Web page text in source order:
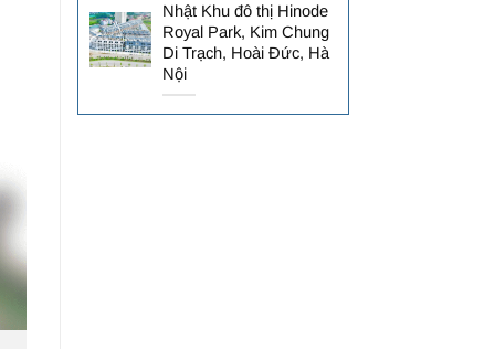
Nhật Khu đô thị Hinode
Royal Park, Kim Chung
Di Trạch, Hoài Đức, Hà
Nội